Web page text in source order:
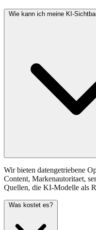
Wie kann ich meine KI-
Wir bieten datengetriebene
Content, Markenautoritaet,
Quellen, die KI-Modelle als
Was kostet es?